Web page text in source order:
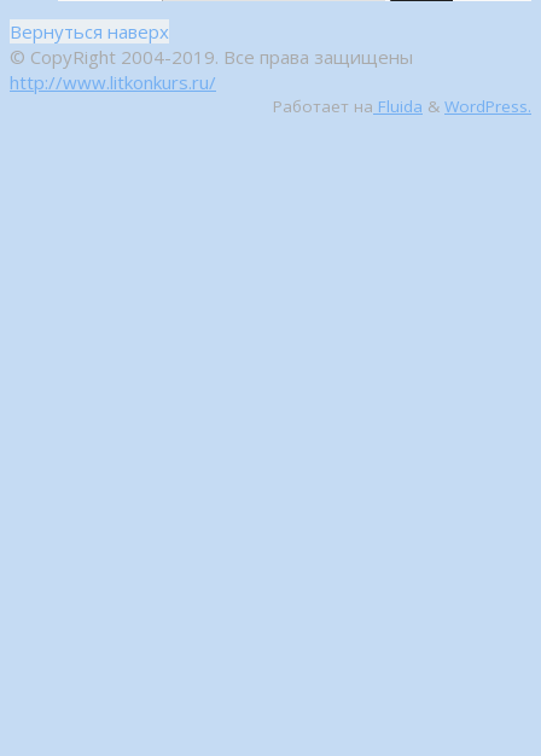
Вернуться наверх
© CopyRight 2004-2019. Все права защищены
http://www.litkonkurs.ru/
Работает на Fluida & WordPress.